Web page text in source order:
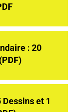
: 20
et 1